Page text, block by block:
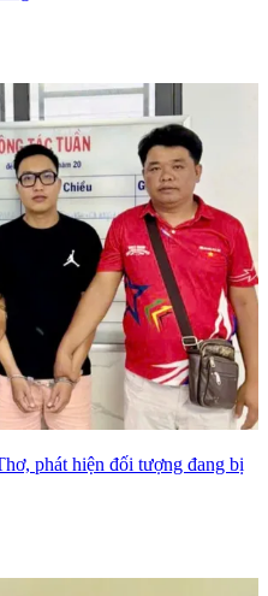
phát hiện đối tượng đang bị